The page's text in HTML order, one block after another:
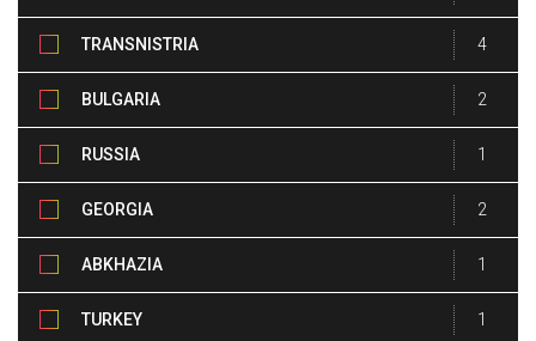
TRANSNISTRIA 4
BULGARIA 2
RUSSIA 1
GEORGIA 2
ABKHAZIA 1
TURKEY 1